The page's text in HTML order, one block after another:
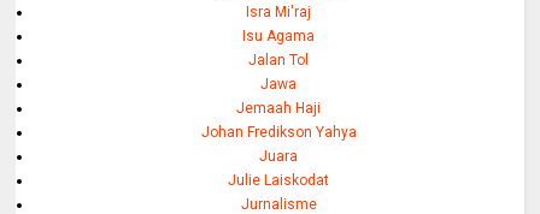
Isra Mi'raj
Isu Agama
Jalan Tol
Jawa
Jemaah Haji
Johan Fredikson Yahya
Juara
Julie Laiskodat
Jurnalisme